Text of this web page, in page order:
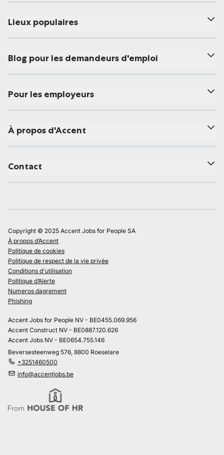
Lieux populaires
Blog pour les demandeurs d'emploi
Pour les employeurs
À propos d'Accent
Contact
Copyright © 2025 Accent Jobs for People SA
À propos d’Accent
Politique de cookies
Politique de respect de la vie privée
Conditions d'utilisation
Politique d’Alerte
Numeros dagrement
Phishing
Accent Jobs for People NV - BE0455.069.956
Accent Construct NV - BE0887.120.626
Accent Jobs NV - BE0654.755.146
Beversesteenweg 576, 8800 Roeselare
+3251460500
info@accentjobs.be